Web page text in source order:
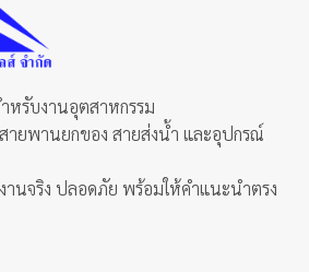
หรับงานอุตสาหกรรม
ายพานยกของ สายส่งน้ำ และอุปกรณ์
นจริง ปลอดภัย พร้อมให้คำแนะนำตรง